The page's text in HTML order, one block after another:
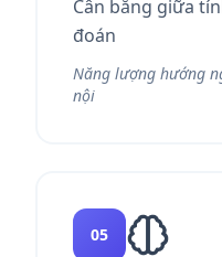
Cân bằng giữa
đoán
Năng lượng hướng
nội
05